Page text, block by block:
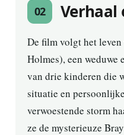
02 Verhaal
De film volgt het
Holmes), een weduwe
van drie kinderen die
situatie en
verwoestende storm
ze de mysterieuze